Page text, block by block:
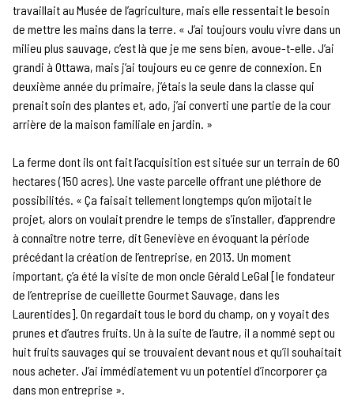
travaillait au Musée de l’agriculture, mais elle ressentait le besoin
de mettre les mains dans la terre. « J’ai toujours voulu vivre dans un
milieu plus sauvage, c’est là que je me sens bien, avoue-t-elle. J’ai
grandi à Ottawa, mais j’ai toujours eu ce genre de connexion. En
deuxième année du primaire, j’étais la seule dans la classe qui
prenait soin des plantes et, ado, j’ai converti une partie de la cour
arrière de la maison familiale en jardin. »
La ferme dont ils ont fait l’acquisition est située sur un terrain de 60
hectares (150 acres). Une vaste parcelle offrant une pléthore de
possibilités. « Ça faisait tellement longtemps qu’on mijotait le
projet, alors on voulait prendre le temps de s’installer, d’apprendre
à connaître notre terre, dit Geneviève en évoquant la période
précédant la création de l’entreprise, en 2013. Un moment
important, ç’a été la visite de mon oncle Gérald LeGal [le fondateur
de l’entreprise de cueillette Gourmet Sauvage, dans les
Laurentides]. On regardait tous le bord du champ, on y voyait des
prunes et d’autres fruits. Un à la suite de l’autre, il a nommé sept ou
huit fruits sauvages qui se trouvaient devant nous et qu’il souhaitait
nous acheter. J’ai immédiatement vu un potentiel d’incorporer ça
dans mon entreprise ».